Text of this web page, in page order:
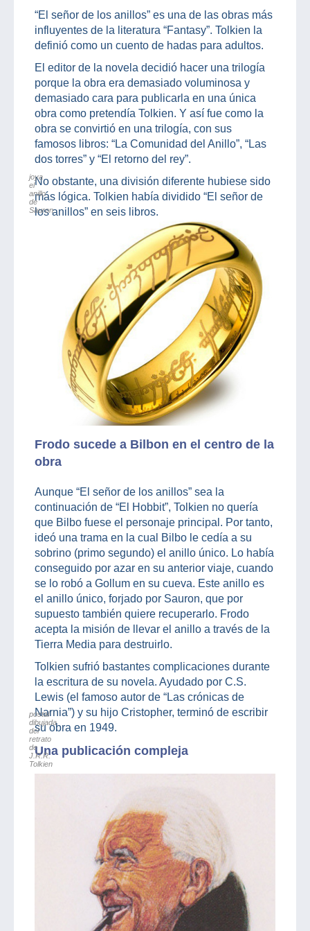
“El señor de los anillos” es una de las obras más
influyentes de la literatura “Fantasy”. Tolkien la
definió como un cuento de hadas para adultos.
El editor de la novela decidió hacer una trilogía
porque la obra era demasiado voluminosa y
demasiado cara para publicarla en una única
obra como pretendía Tolkien. Y así fue como la
obra se convirtió en una trilogía, con sus
famosos libros: “La Comunidad del Anillo”, “Las
dos torres” y “El retorno del rey”.
No obstante, una división diferente hubiese sido
más lógica. Tolkien había dividido “El señor de
los anillos” en seis libros.
joya
el
anillo
de
Sauron
Frodo sucede a Bilbon en el centro de la
obra
Aunque “El señor de los anillos” sea la
continuación de “El Hobbit”, Tolkien no quería
que Bilbo fuese el personaje principal. Por tanto,
ideó una trama en la cual Bilbo le cedía a su
sobrino (primo segundo) el anillo único. Lo había
conseguido por azar en su anterior viaje, cuando
se lo robó a Gollum en su cueva. Este anillo es
el anillo único, forjado por Sauron, que por
supuesto también quiere recuperarlo. Frodo
acepta la misión de llevar el anillo a través de la
Tierra Media para destruirlo.
Tolkien sufrió bastantes complicaciones durante
la escritura de su novela. Ayudado por C.S.
Lewis (el famoso autor de “Las crónicas de
Narnia”) y su hijo Cristopher, terminó de escribir
su obra en 1949.
Una publicación compleja
postal
dibujada
del
retrato
de
J.R.R.
Tolkien